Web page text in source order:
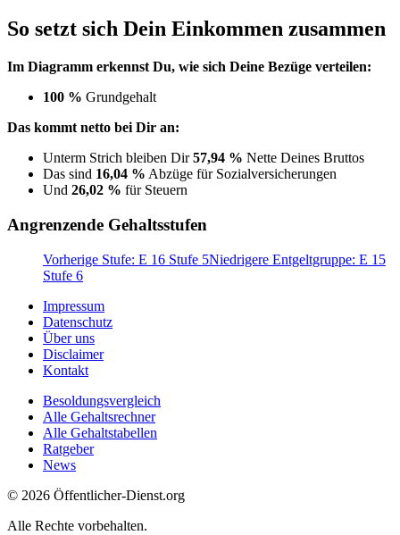
So setzt sich Dein Einkommen zusammen
Im Diagramm erkennst Du, wie sich Deine Bezüge verteilen:
100 % Grundgehalt
Das kommt netto bei Dir an:
Unterm Strich bleiben Dir57,94 % Nette Deines Bruttos
Das sind 16,04 % Abzüge für Sozialversicherungen
Und 26,02 % für Steuern
Angrenzende Gehaltsstufen
Vorherige Stufe: E 16 Stufe 5Niedrigere Entgeltgruppe: E 15
Stufe 6
Impressum
Datenschutz
Über uns
Disclaimer
Kontakt
Besoldungsvergleich
Alle Gehaltsrechner
Alle Gehaltstabellen
Ratgeber
News
© 2026 Öffentlicher-Dienst.org
Alle Rechte vorbehalten.